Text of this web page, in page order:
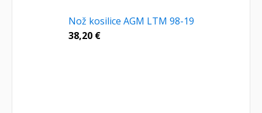
Nož kosilice AGM LTM 98-19
38,20 €